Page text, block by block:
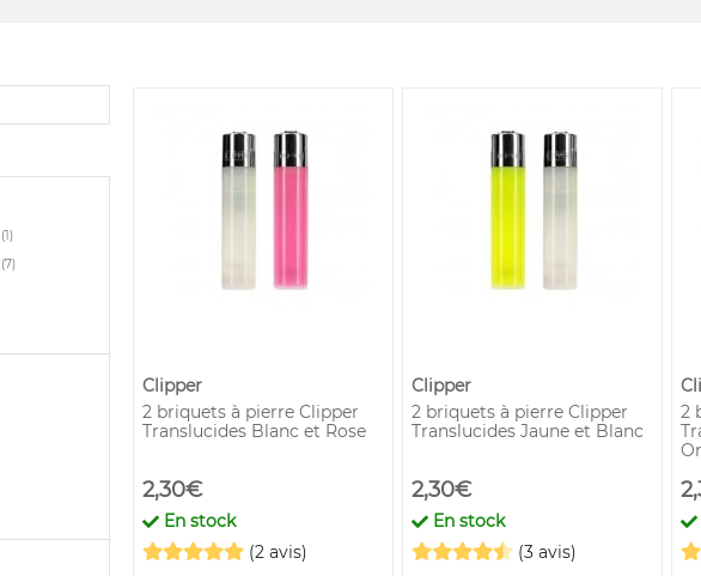
(1)
(7)
Clipper
2 briquets à pierre Clipper
Translucides Blanc et Rose
2,30€
En stock
(2 avis)
Clipper
2 briquets à pierre Clipper
Translucides Jaune et Blanc
2,30€
En stock
(3 avis)
2